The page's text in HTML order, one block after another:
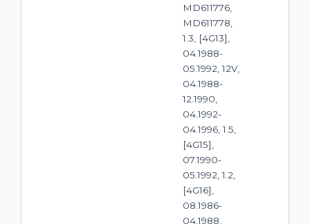
MD611776,
MD611778,
1.3, [4G13],
04.1988-
05.1992, 12V,
04.1988-
12.1990,
04.1992-
04.1996, 1.5,
[4G15],
07.1990-
05.1992, 1.2,
[4G16],
08.1986-
04.1988,